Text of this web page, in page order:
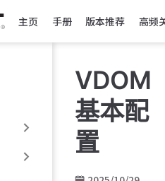
主页 手册 版本推荐 高频
VDOM
基本配
置